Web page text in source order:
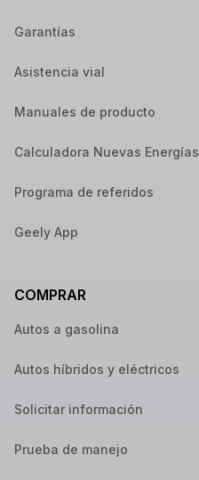
Garantías
Asistencia vial
Manuales de producto
Calculadora Nuevas Energías
Programa de referidos
Geely App
COMPRAR
Autos a gasolina
Autos híbridos y eléctricos
Solicitar información
Prueba de manejo